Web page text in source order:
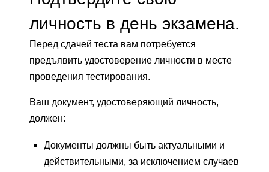
личность в день экзамена.
Перед сдачей теста вам потребуется
предъявить удостоверение личности в месте
проведения тестирования.
Ваш документ, удостоверяющий личность,
должен:
Документы должны быть актуальными и
действительными, за исключением случаев